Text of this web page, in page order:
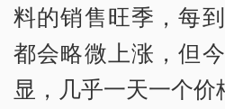
料的销售旺季，每
都会略微上涨，但
显，几乎一天一个价